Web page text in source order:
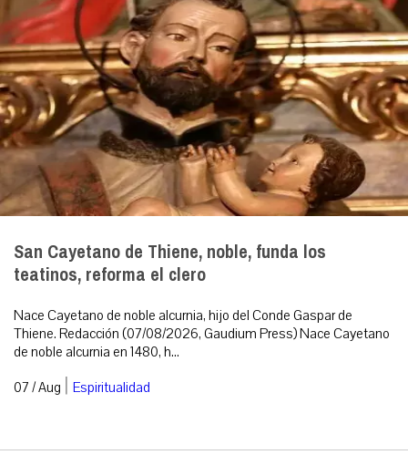
San Cayetano de Thiene, noble, funda los
teatinos, reforma el clero
Nace Cayetano de noble alcurnia, hijo del Conde Gaspar de
Thiene. Redacción (07/08/2026, Gaudium Press) Nace Cayetano
de noble alcurnia en 1480, h...
07 / Aug | Espiritualidad